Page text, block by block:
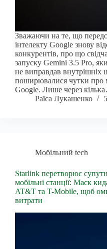
Зважаючи на те, що
інтелекту Google знову
конкурентів, про що
запуску Gemini 3.5 Pro,
не виправдав внутрішніх
поширювалися чутки про
Google. Лише через
Раїса Лукашенко
Мобільний tech
Starlink перетворює
мобільні станції: Маск
AT&T та T-Mobile, щоб
витрати